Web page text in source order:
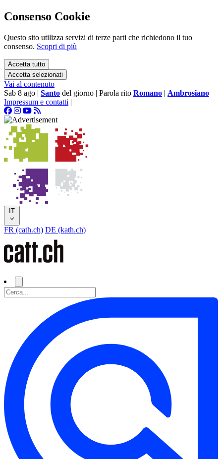
Consenso Cookie
Questo sito utilizza servizi di terze parti che richiedono il tuo
consenso. Scopri di più
Accetta tutto
Accetta selezionati
Vai al contenuto
Sab 8 ago | Santo del giorno | Parola rito Romano | Ambrosiano
Impressum e contatti |
IT
FR (cath.ch) DE (kath.ch)